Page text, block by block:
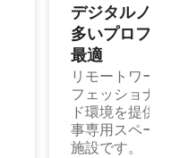
デジタルノ
多⁠いプ⁠ロ⁠フ⁠
最⁠適
リモートワー
フェッショナ
ド環境を提供
事専用スペー
施設です。